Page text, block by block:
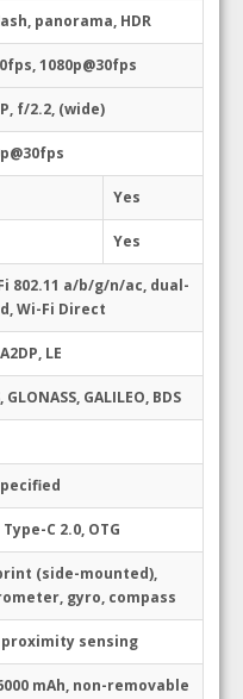
panorama, HDR
1080p@30fps
f/2.2, (wide)
Yes
Yes
802.11 a/b/g/n/ac, dual-
Wi-Fi Direct
LE
GLONASS, GALILEO, BDS
Type-C 2.0, OTG
(side-mounted),
gyro, compass
sensing
mAh, non-removable